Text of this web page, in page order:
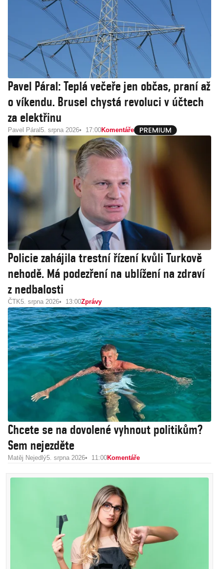
Pavel Páral: Teplá večeře jen občas, praní až
o víkendu. Brusel chystá revoluci v účtech
za elektřinu
Pavel Páral 5. srpna 2026 17:00Komentáře
Policie zahájila trestní řízení kvůli Turkově
nehodě. Má podezření na ublížení na zdraví
z nedbalosti
ČTK5. srpna 2026 13:00Zprávy
Chcete se na dovolené vyhnout politikům?
Sem nejezděte
Matěj Nejedlý5. srpna 2026 11:00Komentáře